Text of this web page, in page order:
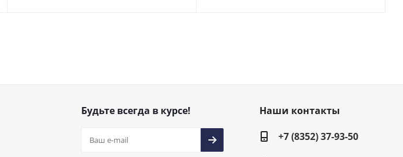
Будьте всегда в курсе!
Наши контакты
+7 (8352) 37-93-50